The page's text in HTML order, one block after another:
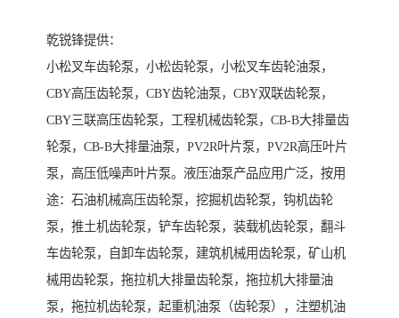
乾锐锋提供：
小松叉车齿轮泵，小松齿轮泵，小松叉车齿轮油泵，
CBY高压齿轮泵，CBY齿轮油泵，CBY双联齿轮泵，
CBY三联高压齿轮泵，工程机械齿轮泵，CB-B大排量齿
轮泵，CB-B大排量油泵，PV2R叶片泵，PV2R高压叶片
泵，高压低噪声叶片泵。液压油泵产品应用广泛，按用
途：石油机械高压齿轮泵，挖掘机齿轮泵，钩机齿轮
泵，推土机齿轮泵，铲车齿轮泵，装载机齿轮泵，翻斗
车齿轮泵，自卸车齿轮泵，建筑机械用齿轮泵，矿山机
械用齿轮泵，拖拉机大排量齿轮泵，拖拉机大排量油
泵，拖拉机齿轮泵，起重机油泵（齿轮泵），注塑机油